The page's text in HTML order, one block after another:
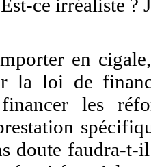
ce irréaliste ?
en
la loi de
les
doute faudra-